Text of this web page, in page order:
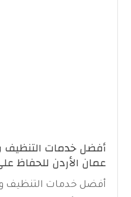
أفضل خدمات
عمان الأردن للحفاظ
أفضل خدمات التنظيف